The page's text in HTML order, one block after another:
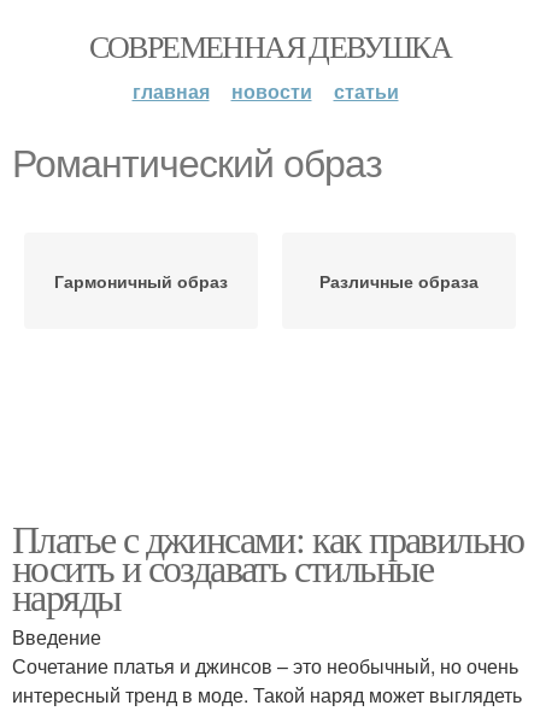
СОВРЕМЕННАЯ ДЕВУШКА
главная новости статьи
Романтический образ
Гармоничный образ Различные образа
Платье с джинсами: как правильно
носить и создавать стильные
наряды
Введение
Сочетание платья и джинсов – это необычный, но очень
интересный тренд в моде. Такой наряд может выглядеть